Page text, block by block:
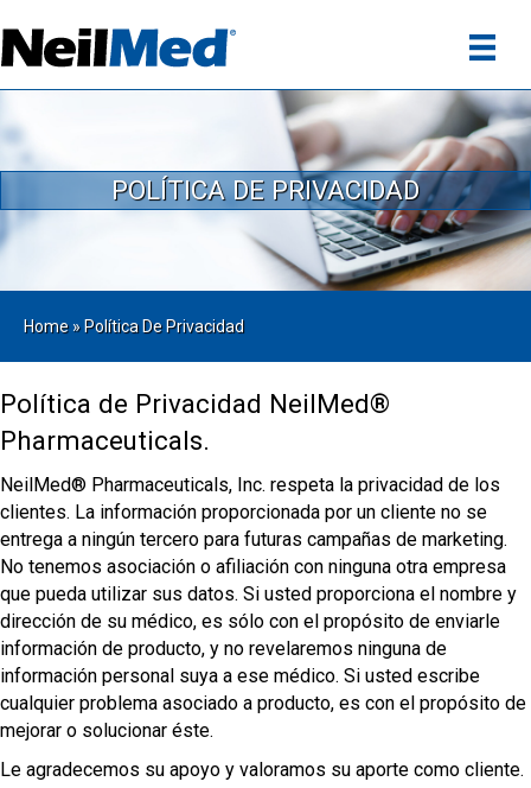
POLÍTICA DE PRIVACIDAD
Home » Política De Privacidad
Política de Privacidad NeilMed®
Pharmaceuticals.
NeilMed® Pharmaceuticals, Inc. respeta la privacidad de los
clientes. La información proporcionada por un cliente no se
entrega a ningún tercero para futuras campañas de marketing.
No tenemos asociación o afiliación con ninguna otra empresa
que pueda utilizar sus datos. Si usted proporciona el nombre y
dirección de su médico, es sólo con el propósito de enviarle
información de producto, y no revelaremos ninguna de
información personal suya a ese médico. Si usted escribe
cualquier problema asociado a producto, es con el propósito de
mejorar o solucionar éste.
Le agradecemos su apoyo y valoramos su aporte como cliente.